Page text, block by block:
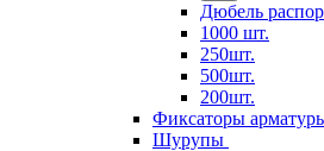
Дюбель
1000 шт.
250шт.
500шт.
200шт.
Фиксаторы
Шурупы